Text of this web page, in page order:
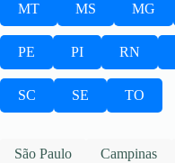
MT MS MG
PE PI RN
SC SE TO
São Paulo Campinas